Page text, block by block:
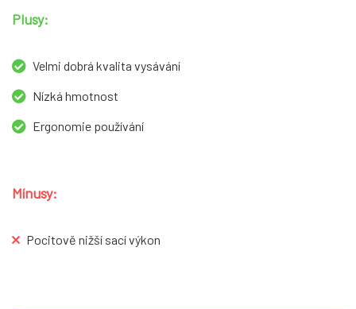
Plusy:
Velmi dobrá kvalita vysávání
Nízká hmotnost
Ergonomie používání
Mínusy:
Pocitově nižší sací výkon